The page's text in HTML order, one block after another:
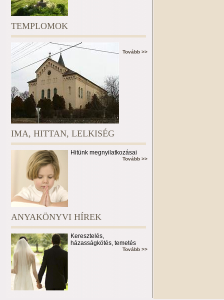
TEMPLOMOK
Tovább >>
IMA, HITTAN, LELKISÉG
Hitünk megnyilatkozásai
Tovább >>
ANYAKÖNYVI HÍREK
Keresztelés,
házasságkötés, temetés
Tovább >>